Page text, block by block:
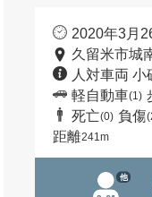
2020年3月
久留米市城
人対車両 小
軽自動車(1)
死亡(0) 負傷
距離241m
他